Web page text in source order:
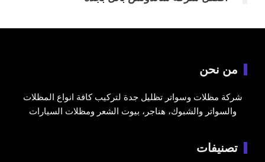
من نحن
شركة مظلات وسواتر تظليل جدة لتركيب كافة انواع المظلات
والسواتر والشبوك، هناجر، بيوت الشعر ومظلات السيارات
تصنيفات